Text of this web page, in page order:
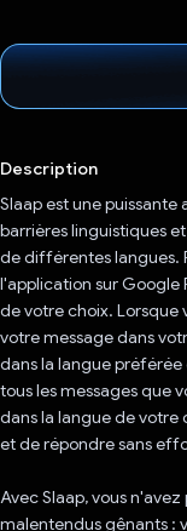
Description
Slaap est une
barrières linguistiques
de différentes langues.
l'application sur Google
de votre choix. Lorsque
votre message dans
dans la langue
tous les messages que
dans la langue de votre
et de répondre sans
Avec Slaap, vous
malentendus gênants :